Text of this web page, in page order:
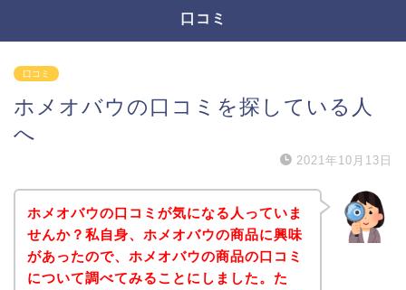
口コミ
口コミ
ホメオバウの口コミを探している人
へ
2021年10月13日
ホメオバウの口コミが気になる人っていま
せんか？私自身、ホメオバウの商品に興味
があったので、ホメオバウの商品の口コミ
について調べてみることにしました。た